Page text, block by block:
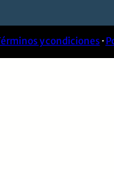
y condiciones ·